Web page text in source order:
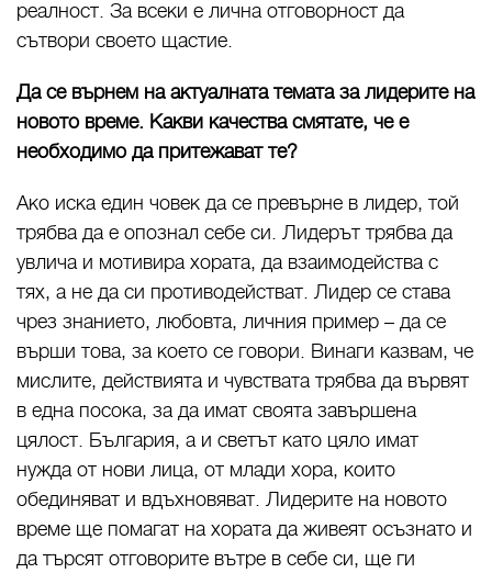
реалност. За всеки е лична отговорност да
сътвори своето щастие.
Да се върнем на актуалната темата за лидерите на
новото време. Какви качества смятате, че е
необходимо да притежават те?
Ако иска един човек да се превърне в лидер, той
трябва да е опознал себе си. Лидерът трябва да
увлича и мотивира хората, да взаимодейства с
тях, а не да си противодействат. Лидер се става
чрез знанието, любовта, личния пример – да се
върши това, за което се говори. Винаги казвам, че
мислите, действията и чувствата трябва да вървят
в една посока, за да имат своята завършена
цялост. България, а и светът като цяло имат
нужда от нови лица, от млади хора, които
обединяват и вдъхновяват. Лидерите на новото
време ще помагат на хората да живеят осъзнато и
да търсят отговорите вътре в себе си, ще ги